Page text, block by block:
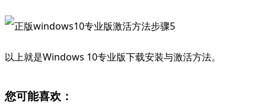
以上就是Windows 10专业版下载安装与激活方法。
您可能喜欢：